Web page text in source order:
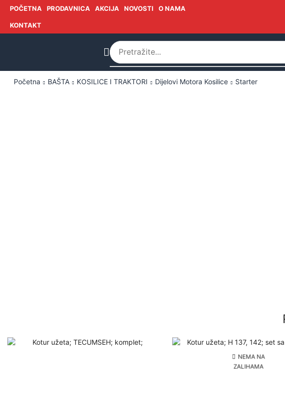
POČETNA PRODAVNICA AKCIJA NOVOSTI O NAMA
KONTAKT
Početna BAŠTA KOSILICE I TRAKTORI Dijelovi Motora Kosilice Starter
NEMA NA
ZALIHAMA